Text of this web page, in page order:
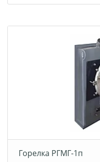
Горелка РГМГ-1п